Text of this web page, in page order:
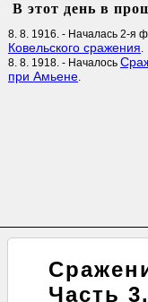
В этот день в
8. 8. 1916. - Началась 2-я
Ковельского сражения.
8. 8. 1918. - Началось
при Амьене.
Часть 3.